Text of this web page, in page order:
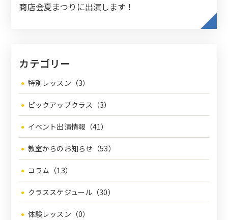
商店会夏まつりに出演します！
カテゴリー
特別レッスン（3）
ピックアップクラス（3）
イベント出演情報（41）
教室からのお知らせ（53）
コラム（13）
クラススケジュール（30）
体験レッスン（0）